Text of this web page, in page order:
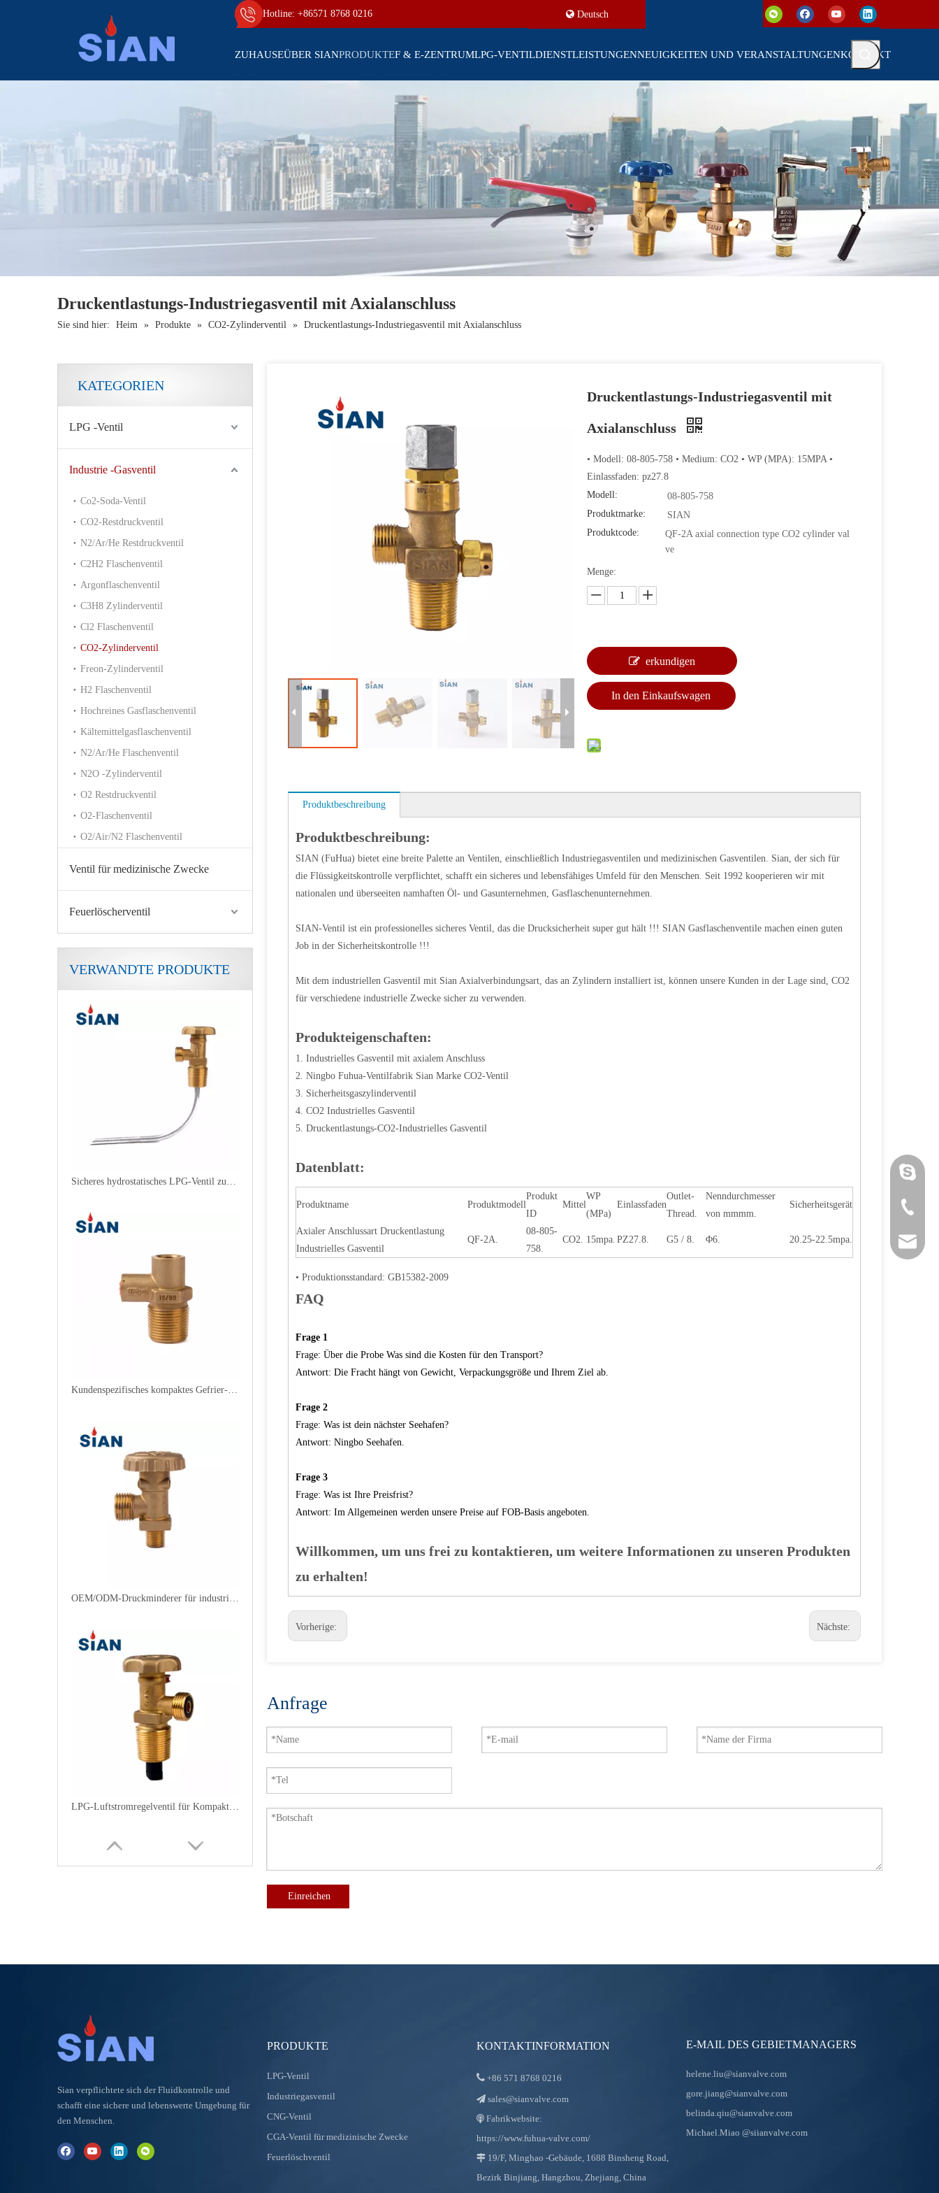
Hotline: +86571 8768 0216 Deutsch
ZUHAUSEÜBER SIANPRODUKTEF & E-ZENTRUMLPG-VENTILDIENSTLEISTUNGENNEUIGKEITEN UND VERANSTALTUNGENKONTAKT
Druckentlastungs-Industriegasventil mit Axialanschluss
Sie sind hier: Heim » Produkte » CO2-Zylinderventil » Druckentlastungs-Industriegasventil mit Axialanschluss
KATEGORIEN
LPG -Ventil
Industrie -Gasventil
Co2-Soda-Ventil
CO2-Restdruckventil
N2/Ar/He Restdruckventil
C2H2 Flaschenventil
Argonflaschenventil
C3H8 Zylinderventil
Cl2 Flaschenventil
CO2-Zylinderventil
Freon-Zylinderventil
H2 Flaschenventil
Hochreines Gasflaschenventil
Kältemittelgasflaschenventil
N2/Ar/He Flaschenventil
N2O -Zylinderventil
O2 Restdruckventil
O2-Flaschenventil
O2/Air/N2 Flaschenventil
Ventil für medizinische Zwecke
Feuerlöscherventil
VERWANDTE PRODUKTECO2-Sicherheitssteuerung Gasflaschenventile
Sicheres hydrostatisches LPG-Ventil zur Entlastung
Kundenspezifisches kompaktes Gefrier-LPG-Ventil
OEM/ODM-Druckminderer für industrielles LPG-Ventil
LPG-Luftstromregelventil für Kompaktzylinder
Druckentlastungs-Industriegasventil mit
Axialanschluss
• Modell: 08-805-758 • Medium: CO2 • WP (MPA): 15MPA •
Einlassfaden: pz27.8
Modell:
08-805-758
Produktmarke:
SIAN
Produktcode:
QF-2A axial connection type CO2 cylinder val
ve
Menge:
erkundigen
In den Einkaufswagen
Produktbeschreibung
Produktbeschreibung:
SIAN (FuHua) bietet eine breite Palette an Ventilen, einschließlich Industriegasventilen und medizinischen Gasventilen. Sian, der sich für
die Flüssigkeitskontrolle verpflichtet, schafft ein sicheres und lebensfähiges Umfeld für den Menschen. Seit 1992 kooperieren wir mit
nationalen und überseeiten namhaften Öl- und Gasunternehmen, Gasflaschenunternehmen.
SIAN-Ventil ist ein professionelles sicheres Ventil, das die Drucksicherheit super gut hält !!! SIAN Gasflaschenventile machen einen guten
Job in der Sicherheitskontrolle !!!
Mit dem industriellen Gasventil mit Sian Axialverbindungsart, das an Zylindern installiert ist, können unsere Kunden in der Lage sind, CO2
für verschiedene industrielle Zwecke sicher zu verwenden.
Produkteigenschaften:
1. Industrielles Gasventil mit axialem Anschluss
2. Ningbo Fuhua-Ventilfabrik Sian Marke CO2-Ventil
3. Sicherheitsgaszylinderventil
4. CO2 Industrielles Gasventil
5. Druckentlastungs-CO2-Industrielles Gasventil
Datenblatt:
Produktname Produktmodell
Produkt
ID
Mittel
WP
(MPa)
Einlassfaden
Outlet-
Thread.
Nenndurchmesser
von mmmm.
Sicherheitsgerät
Axialer Anschlussart Druckentlastung
Industrielles Gasventil
QF-2A.
08-805-
758.
CO2. 15mpa. PZ27.8. G5 / 8. Φ6. 20.25-22.5mpa.
• Produktionsstandard: GB15382-2009
FAQ
Frage 1
Frage: Über die Probe Was sind die Kosten für den Transport?
Antwort: Die Fracht hängt von Gewicht, Verpackungsgröße und Ihrem Ziel ab.
Frage 2
Frage: Was ist dein nächster Seehafen?
Antwort: Ningbo Seehafen.
Frage 3
Frage: Was ist Ihre Preisfrist?
Antwort: Im Allgemeinen werden unsere Preise auf FOB-Basis angeboten.
Willkommen, um uns frei zu kontaktieren, um weitere Informationen zu unseren Produkten
zu erhalten!
Vorherige: Nächste:
Anfrage
Einreichen
Sian verpflichtete sich der Fluidkontrolle und
schafft eine sichere und lebenswerte Umgebung für
den Menschen.
PRODUKTE
LPG-Ventil
Industriegasventil
CNG-Ventil
CGA-Ventil für medizinische Zwecke
Feuerlöschventil
+86 571
KONTAKTINFORMATION
 +86 571 8768 0216
 sales@sianvalve.com
 Fabrikwebsite:
https://www.fuhua-valve.com/
 19/F, Minghao -Gebäude, 1688 Binsheng Road,
Bezirk Binjiang, Hangzhou, Zhejiang, China
E-MAIL DES GEBIETMANAGERS
helene.liu@sianvalve.com
gore.jiang@sianvalve.com
belinda.qiu@sianvalve.com
Michael.Miao @siianvalve.com